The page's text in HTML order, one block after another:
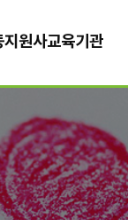
지원사교육기관